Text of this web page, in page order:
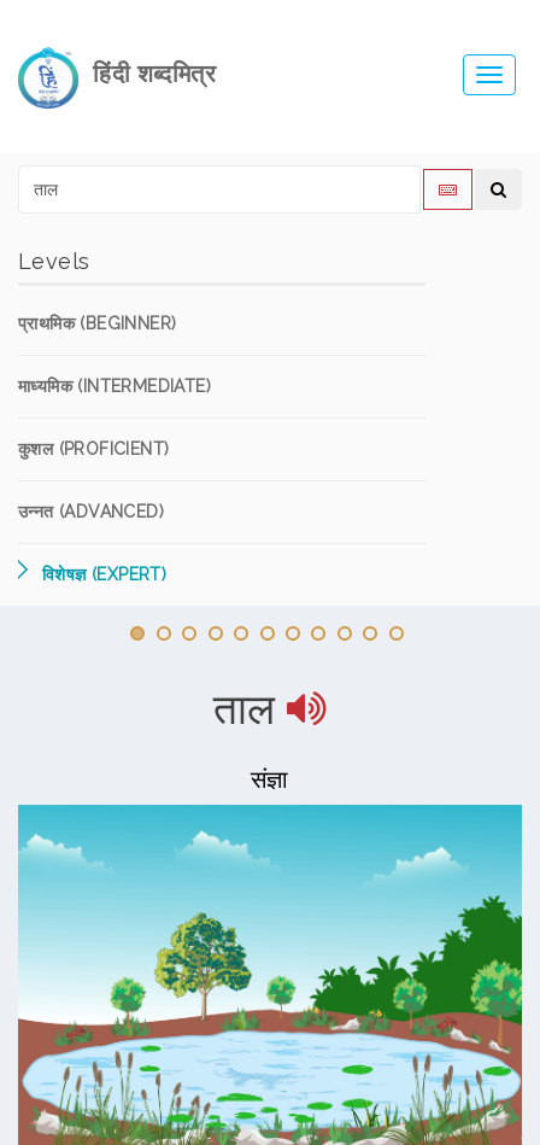
हिंदी शब्दमित्र
Levels
प्राथमिक (BEGINNER)
माध्यमिक (INTERMEDIATE)
कुशल (PROFICIENT)
उन्नत (ADVANCED)
विशेषज्ञ (EXPERT)
ताल
संज्ञा